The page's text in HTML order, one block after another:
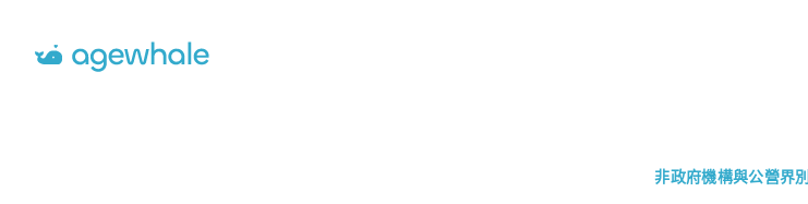
Go to homepage
非政府機構與公營界別